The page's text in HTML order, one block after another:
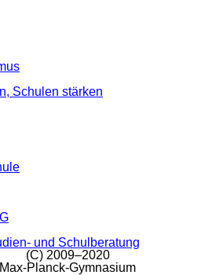
(C) 2009–2020
Max-Planck-Gymnasium